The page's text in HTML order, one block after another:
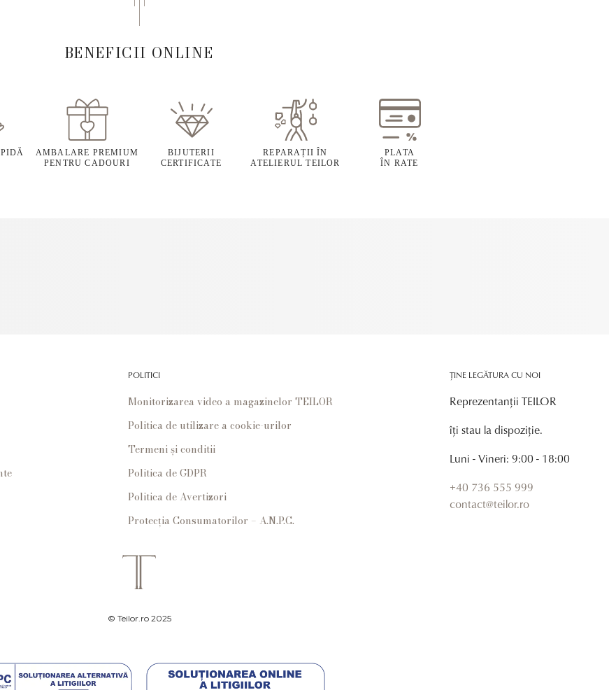
BENEFICII ONLINE
AMBALARE PREMIUM
PENTRU CADOURI
BIJUTERII
CERTIFICATE
REPARAȚII ÎN
ATELIERUL TEILOR
PLATA
ÎN RATE
POLITICI
Monitorizarea video a magazinelor TEILOR
Politica de utilizare a cookie-urilor
Termeni și conditii
Politica de GDPR
Politica de Avertizori
Protecția Consumatorilor – A.N.P.C.
ȚINE LEGĂTURA CU NOI
Reprezentanții TEILOR
îți stau la dispoziție.
Luni - Vineri: 9:00 - 18:00
+40 736 555 999
contact@teilor.ro
© Teilor.ro 2025